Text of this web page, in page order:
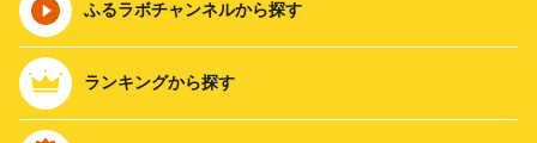
ふるラボチャンネルから探す
ランキングから探す